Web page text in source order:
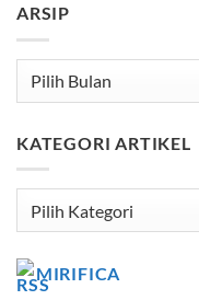
ARSIP
Arsip
KATEGORI ARTIKEL
MIRIFICA